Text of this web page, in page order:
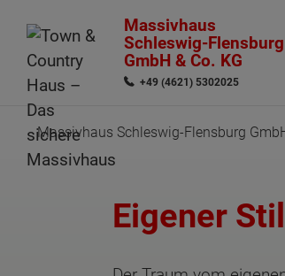
Massivhaus
Schleswig-Flensburg
GmbH & Co. KG
+49 (4621) 5302025
Massivhaus Schleswig-Flensburg
Eigener